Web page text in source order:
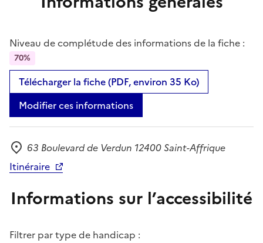
Niveau de complétude des informations de la fiche :
70%
Télécharger la fiche (PDF, environ 35 Ko)
Modifier ces informations
Adresse
63 Boulevard de Verdun 12400 Saint-Affrique
Itinéraire
Informations sur l’accessibilité
Filtrer par type de handicap :